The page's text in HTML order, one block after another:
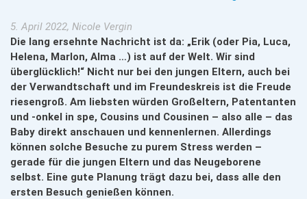
5. April 2022, Nicole Vergin
Die lang ersehnte Nachricht ist da: „Erik (oder Pia, Luca,
Helena, Marlon, Alma …) ist auf der Welt. Wir sind
überglücklich!“ Nicht nur bei den jungen Eltern, auch bei
der Verwandtschaft und im Freundeskreis ist die Freude
riesengroß. Am liebsten würden Großeltern, Patentanten
und -onkel in spe, Cousins und Cousinen – also alle – das
Baby direkt anschauen und kennenlernen. Allerdings
können solche Besuche zu purem Stress werden –
gerade für die jungen Eltern und das Neugeborene
selbst. Eine gute Planung trägt dazu bei, dass alle den
ersten Besuch genießen können.